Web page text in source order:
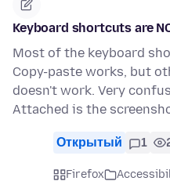
Keyboard shortcuts are
Most of the keyboard
Copy-paste works, but
doesn't work. Very
Attached is the
Открытый 1
Firefox